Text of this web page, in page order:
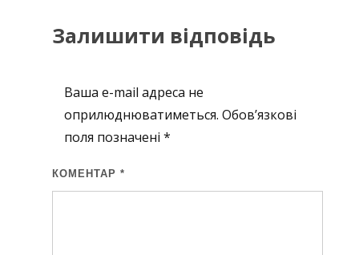
Залишити відповідь
Ваша e-mail адреса не
оприлюднюватиметься. Обов’язкові
поля позначені *
КОМЕНТАР *